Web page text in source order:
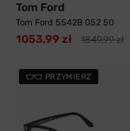
Tom Ford
Tom Ford 5542B 052 50
1053,99 zł 1849,99 zł
PRZYMIERZ